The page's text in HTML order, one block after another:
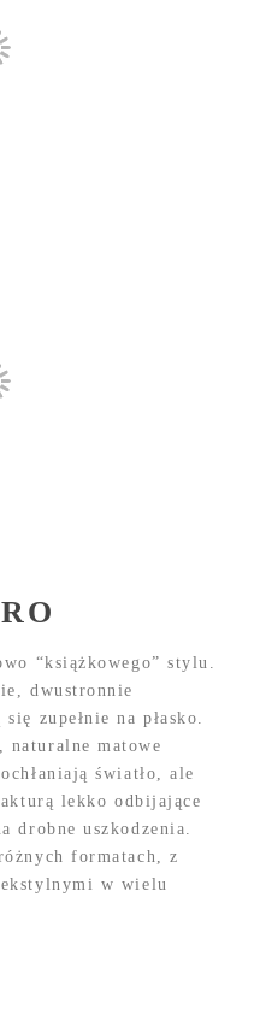
“książkowego” stylu.
dwustronnie
zupełnie na płasko.
naturalne matowe
światło, ale
lekko odbijające
drobne uszkodzenia.
formatach, z
w wielu